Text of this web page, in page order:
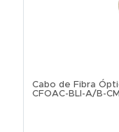
Cabo de Fibra
CFOAC-BLI-A/B-